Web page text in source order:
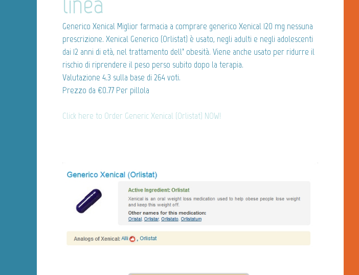
Generico Xenical Miglior farmacia a comprare generico Xenical 120 mg nessuna
prescrizione. Xenical Generico (Orlistat) è usato, negli adulti e negli adolescenti
dai 12 anni di età, nel trattamento dell’ obesità. Viene anche usato per ridurre il
rischio di riprendere il peso perso subito dopo la terapia.
Valutazione 4.3 sulla base di 264 voti.
Prezzo da €0.77 Per pillola
Click here to Order Generic Xenical (Orlistat) NOW!